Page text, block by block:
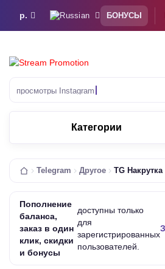
р. БОНУСЫ
просмотры Instag
Категории
Telegram Другое
Пополнение
баланса,
заказ в один
клик, скидки
и бонусы
доступны только
для
зарегистрированных
пользователей.